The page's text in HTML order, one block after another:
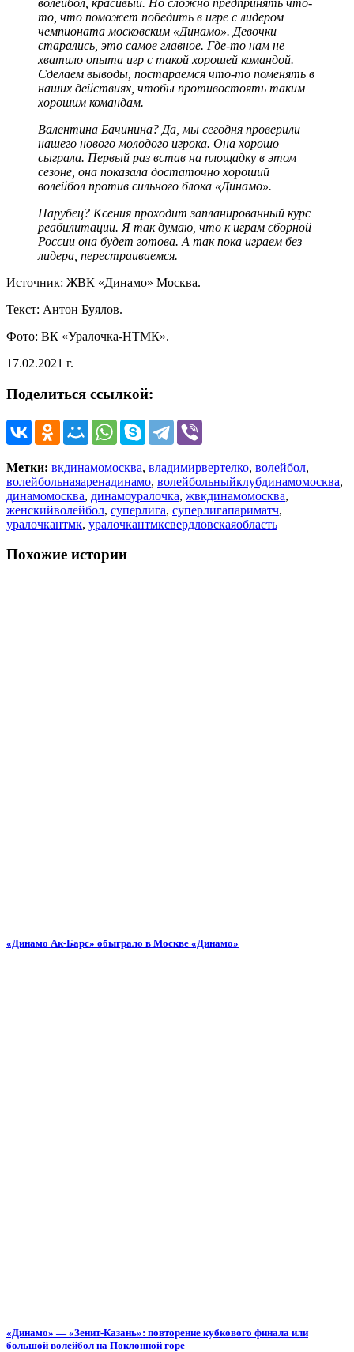
волейбол, красивый. Но сложно предпринять что-
то, что поможет победить в игре с лидером
чемпионата московским «Динамо». Девочки
старались, это самое главное. Где-то нам не
хватило опыта игр с такой хорошей командой.
Сделаем выводы, постараемся что-то поменять в
наших действиях, чтобы противостоять таким
хорошим командам.
Валентина Бачинина? Да, мы сегодня проверили
нашего нового молодого игрока. Она хорошо
сыграла. Первый раз встав на площадку в этом
сезоне, она показала достаточно хороший
волейбол против сильного блока «Динамо».
Парубец? Ксения проходит запланированный курс
реабилитации. Я так думаю, что к играм сборной
России она будет готова. А так пока играем без
лидера, перестраиваемся.
Источник: ЖВК «Динамо» Москва.
Текст: Антон Буялов.
Фото: ВК «Уралочка-НТМК».
17.02.2021 г.
Поделиться ссылкой:
Метки: вкдинамомосква, владимирвертелко, волейбол,
волейбольнаяаренадинамо, волейбольныйклубдинамомосква,
динамомосква, динамоуралочка, жвкдинамомосква,
женскийволейбол, суперлига, суперлигапариматч,
уралочкантмк, уралочкантмксвердловскаяобласть
Похожие истории
«Динамо Ак-Барс» обыграло в Москве «Динамо»
«Динамо» — «Зенит-Казань»: повторение кубкового финала или
большой волейбол на Поклонной горе